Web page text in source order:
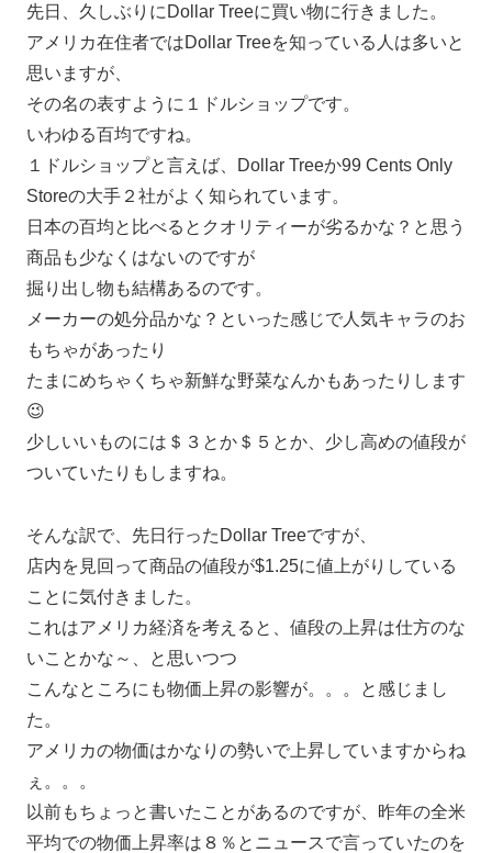
先日、久しぶりにDollar Treeに買い物に行きました。
アメリカ在住者ではDollar Treeを知っている人は多いと
思いますが、
その名の表すように１ドルショップです。
いわゆる百均ですね。
１ドルショップと言えば、Dollar Treeか99 Cents Only
Storeの大手２社がよく知られています。
日本の百均と比べるとクオリティーが劣るかな？と思う
商品も少なくはないのですが
掘り出し物も結構あるのです。
メーカーの処分品かな？といった感じで人気キャラのお
もちゃがあったり
たまにめちゃくちゃ新鮮な野菜なんかもあったりします
😉
少しいいものには＄３とか＄５とか、少し高めの値段が
ついていたりもしますね。
そんな訳で、先日行ったDollar Treeですが、
店内を見回って商品の値段が$1.25に値上がりしている
ことに気付きました。
これはアメリカ経済を考えると、値段の上昇は仕方のな
いことかな～、と思いつつ
こんなところにも物価上昇の影響が。。。と感じまし
た。
アメリカの物価はかなりの勢いで上昇していますからね
ぇ。。。
以前もちょっと書いたことがあるのですが、昨年の全米
平均での物価上昇率は８％とニュースで言っていたのを